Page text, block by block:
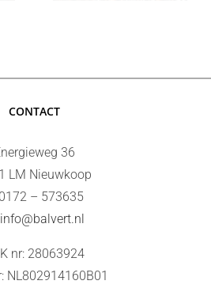
CONTACT
36
LM Nieuwkoop
– 573635
info@balvert.nl
nr: 28063924
NL802914160B01